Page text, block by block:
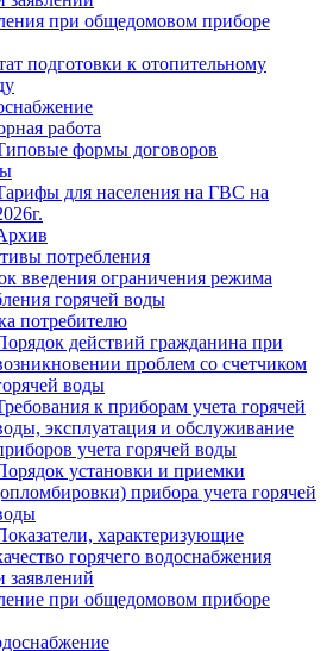
при общедомовом приборе
подготовки к отопительному
работа
формы договоров
для населения на ГВС на
потребления
введения ограничения режима
горячей воды
потребителю
действий гражданина при
проблем со счетчиком
воды
к приборам учета горячей
эксплуатация и обслуживание
учета горячей воды
установки и приемки
прибора учета горячей
характеризующие
горячего водоснабжения
заявлений
при общедомовом приборе